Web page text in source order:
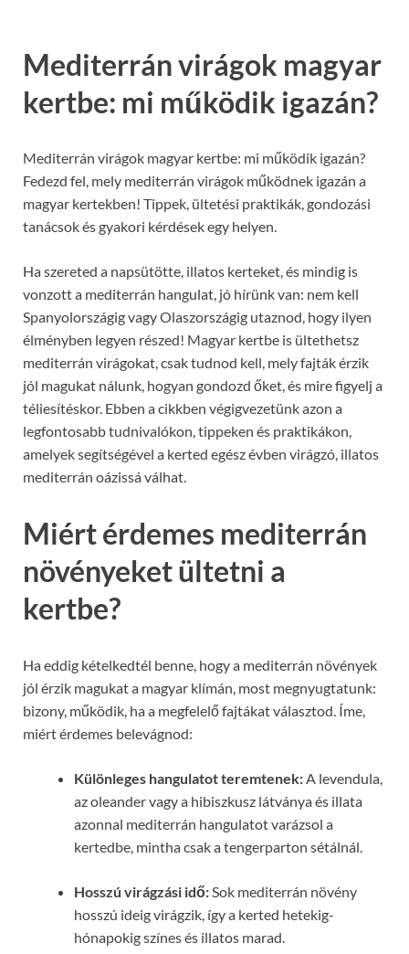
Mediterrán virágok magyar
kertbe: mi működik igazán?
Mediterrán virágok magyar kertbe: mi működik igazán?
Fedezd fel, mely mediterrán virágok működnek igazán a
magyar kertekben! Tippek, ültetési praktikák, gondozási
tanácsok és gyakori kérdések egy helyen.
Ha szereted a napsütötte, illatos kerteket, és mindig is
vonzott a mediterrán hangulat, jó hírünk van: nem kell
Spanyolországig vagy Olaszországig utaznod, hogy ilyen
élményben legyen részed! Magyar kertbe is ültethetsz
mediterrán virágokat, csak tudnod kell, mely fajták érzik
jól magukat nálunk, hogyan gondozd őket, és mire figyelj a
téliesítéskor. Ebben a cikkben végigvezetünk azon a
legfontosabb tudnivalókon, tippeken és praktikákon,
amelyek segítségével a kerted egész évben virágzó, illatos
mediterrán oázissá válhat.
Miért érdemes mediterrán
növényeket ültetni a
kertbe?
Ha eddig kételkedtél benne, hogy a mediterrán növények
jól érzik magukat a magyar klímán, most megnyugtatunk:
bizony, működik, ha a megfelelő fajtákat választod. Íme,
miért érdemes belevágnod:
Különleges hangulatot teremtenek:A levendula,
az oleander vagy a hibiszkusz látványa és illata
azonnal mediterrán hangulatot varázsol a
kertedbe, mintha csak a tengerparton sétálnál.
Hosszú virágzási idő:Sok mediterrán növény
hosszú ideig virágzik, így a kerted hetekig-
hónapokig színes és illatos marad.